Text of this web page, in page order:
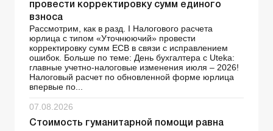
провести корректировку сумм единого
взноса
Рассмотрим, как в разд. І Налогового расчета
юрлица с типом «Уточнюючий» провести
корректировку сумм ЕСВ в связи с исправлением
ошибок. Больше по теме: День бухгалтера с Uteka:
главные учетно-налоговые изменения июля – 2026!
Налоговый расчет по обновленной форме юрлица
впервые по...
07.08.2026
Стоимость гуманитарной помощи равна